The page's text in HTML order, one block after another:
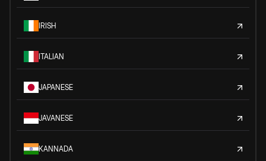
IRISH
ITALIAN
JAPANESE
JAVANESE
KANNADA